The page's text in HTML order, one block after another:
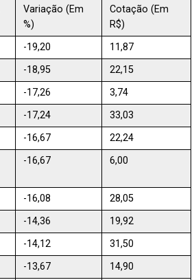
Variação (Em
%)
Cotação (Em
R$)
-19,20
11,87
-18,95
22,15
-17,26
3,74
-17,24
33,03
-16,67
22,24
-16,67 6,00
-16,08
28,05
-14,36
19,92
-14,12
31,50
-13,67
14,90